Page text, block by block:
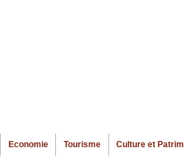
Economie Tourisme Culture et